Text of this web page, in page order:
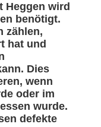
Heggen wird
benötigt.
zählen,
hat und
Dies
wenn
oder im
wurde.
defekte